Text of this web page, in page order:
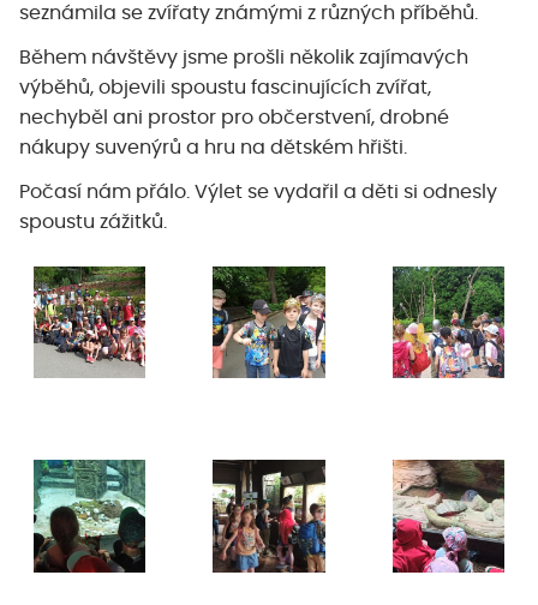
seznámila se zvířaty známými z různých příběhů.
Během návštěvy jsme prošli několik zajímavých
výběhů, objevili spoustu fascinujících zvířat,
nechyběl ani prostor pro občerstvení, drobné
nákupy suvenýrů a hru na dětském hřišti.
Počasí nám přálo. Výlet se vydařil a děti si odnesly
spoustu zážitků.